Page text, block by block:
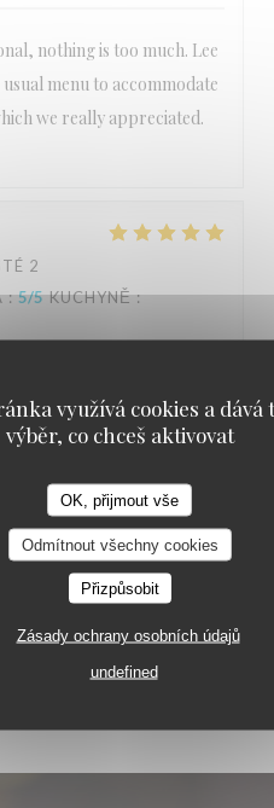
využívá cookies a dává
výběr, co chceš aktivovat
OK, přijmout vše
Odmítnout všechny cookies
Přizpůsobit
Zásady ochrany osobních údajů
undefined
nothing is too much. Lee
menu to accommodate
we really appreciated.
2
: 5/5 KUCHYNĚ:
friendly and make you feel
3